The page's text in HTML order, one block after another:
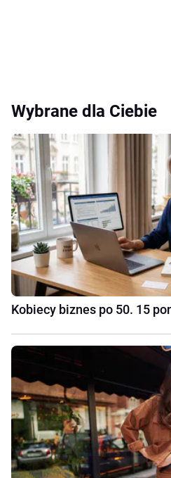
Wybrane dla Ciebie
Kobiecy biznes po 50. 15